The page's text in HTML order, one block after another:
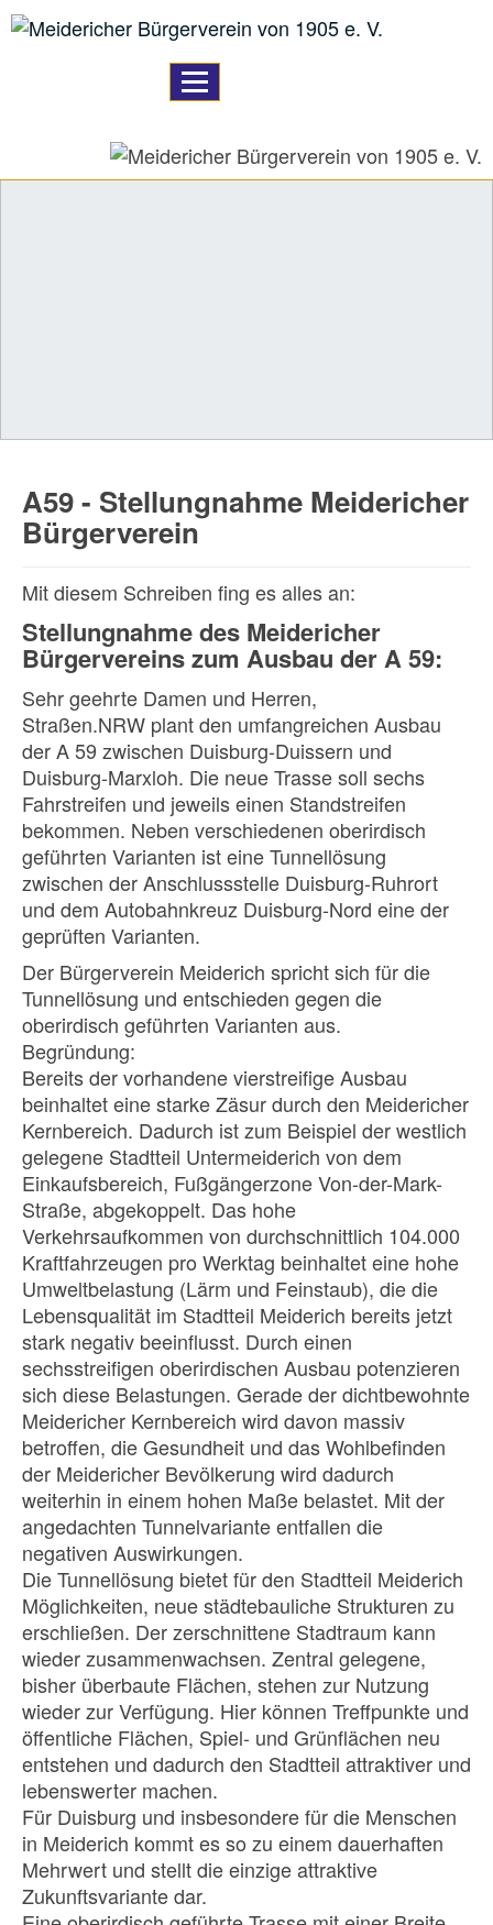
A59 Ausbau
A59 - Stellungnahme Meidericher
Bürgerverein
Mit diesem Schreiben fing es alles an:
Stellungnahme des Meidericher
Bürgervereins zum Ausbau der A 59:
Sehr geehrte Damen und Herren,
Straßen.NRW plant den umfangreichen Ausbau
der A 59 zwischen Duisburg-Duissern und
Duisburg-Marxloh. Die neue Trasse soll sechs
Fahrstreifen und jeweils einen Standstreifen
bekommen. Neben verschiedenen oberirdisch
geführten Varianten ist eine Tunnellösung
zwischen der Anschlussstelle Duisburg-Ruhrort
und dem Autobahnkreuz Duisburg-Nord eine der
geprüften Varianten.
Der Bürgerverein Meiderich spricht sich für die
Tunnellösung und entschieden gegen die
oberirdisch geführten Varianten aus.
Begründung:
Bereits der vorhandene vierstreifige Ausbau
beinhaltet eine starke Zäsur durch den Meidericher
Kernbereich. Dadurch ist zum Beispiel der westlich
gelegene Stadtteil Untermeiderich von dem
Einkaufsbereich, Fußgängerzone Von-der-Mark-
Straße, abgekoppelt. Das hohe
Verkehrsaufkommen von durchschnittlich 104.000
Kraftfahrzeugen pro Werktag beinhaltet eine hohe
Umweltbelastung (Lärm und Feinstaub), die die
Lebensqualität im Stadtteil Meiderich bereits jetzt
stark negativ beeinflusst. Durch einen
sechsstreifigen oberirdischen Ausbau potenzieren
sich diese Belastungen. Gerade der dichtbewohnte
Meidericher Kernbereich wird davon massiv
betroffen, die Gesundheit und das Wohlbefinden
der Meidericher Bevölkerung wird dadurch
weiterhin in einem hohen Maße belastet. Mit der
angedachten Tunnelvariante entfallen die
negativen Auswirkungen.
Die Tunnellösung bietet für den Stadtteil Meiderich
Möglichkeiten, neue städtebauliche Strukturen zu
erschließen. Der zerschnittene Stadtraum kann
wieder zusammenwachsen. Zentral gelegene,
bisher überbaute Flächen, stehen zur Nutzung
wieder zur Verfügung. Hier können Treffpunkte und
öffentliche Flächen, Spiel- und Grünflächen neu
entstehen und dadurch den Stadtteil attraktiver und
lebenswerter machen.
Für Duisburg und insbesondere für die Menschen
in Meiderich kommt es so zu einem dauerhaften
Mehrwert und stellt die einzige attraktive
Zukunftsvariante dar.